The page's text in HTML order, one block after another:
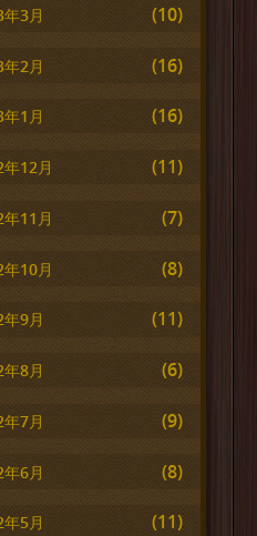
3月 (10)
2月 (16)
1月 (16)
12月 (11)
11月 (7)
10月 (8)
9月 (11)
8月 (6)
7月 (9)
6月 (8)
5月 (11)